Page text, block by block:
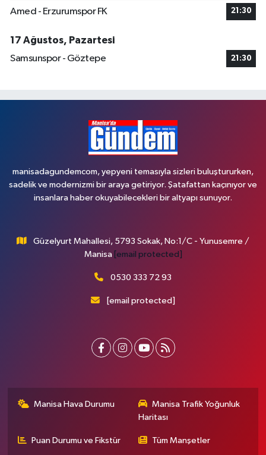
Amed - Erzurumspor FK 21:30
17 Ağustos, Pazartesi
Samsunspor - Göztepe
21:30
manisadagundemcom, yepyeni temasıyla sizleri buluştururken,
sadelik ve modernizmi bir araya getiriyor. Şatafattan kaçınıyor ve
insanlara haber okuyabilecekleri bir altyapı sunuyor.
Güzelyurt Mahallesi, 5793 Sokak, No:1/C - Yunusemre /
Manisa [email protected]
0530 333 72 93
[email protected]
Manisa Hava Durumu
Manisa Trafik Yoğunluk
Haritası
Puan Durumu ve Fikstür Tüm Manşetler